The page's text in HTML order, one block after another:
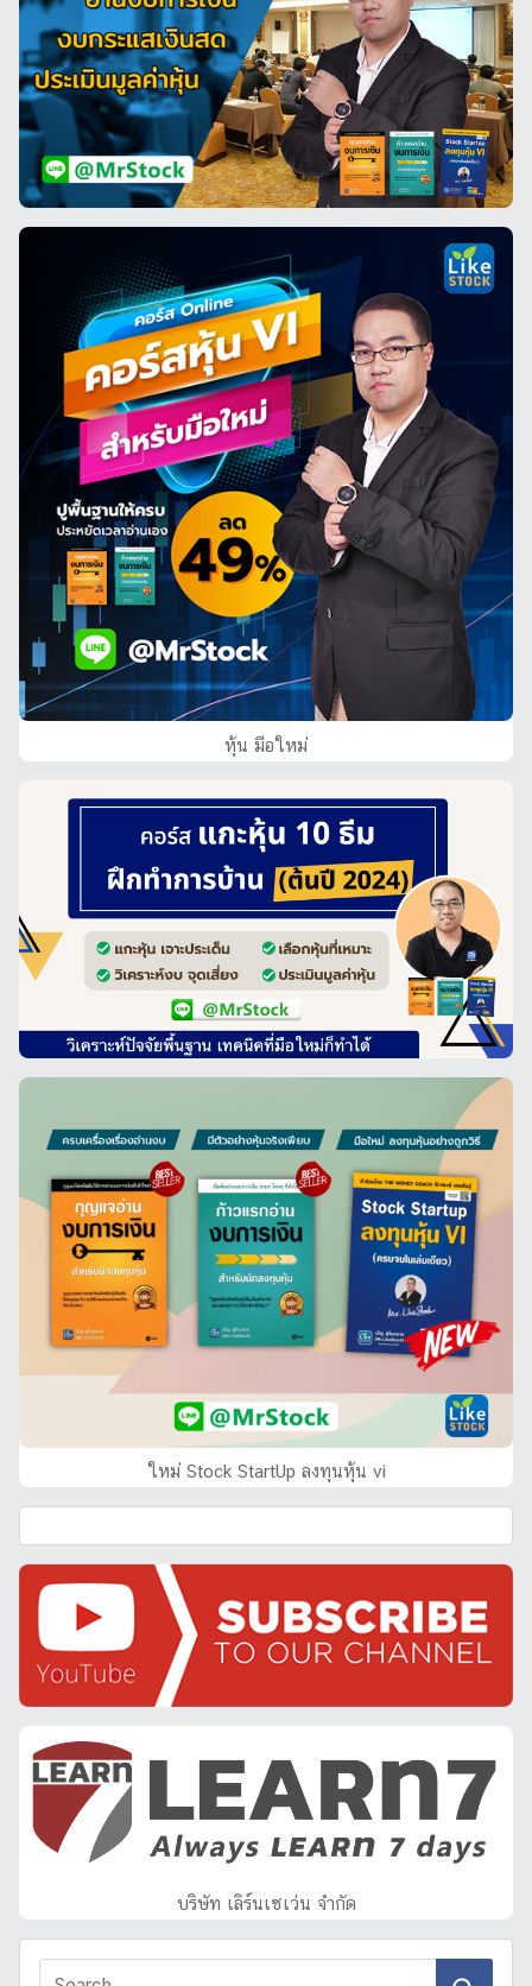
หุ้น มือใหม่
ใหม่ Stock StartUp ลงทุนหุ้น vi
บริษัท เลิร์นเซเว่น จำกัด